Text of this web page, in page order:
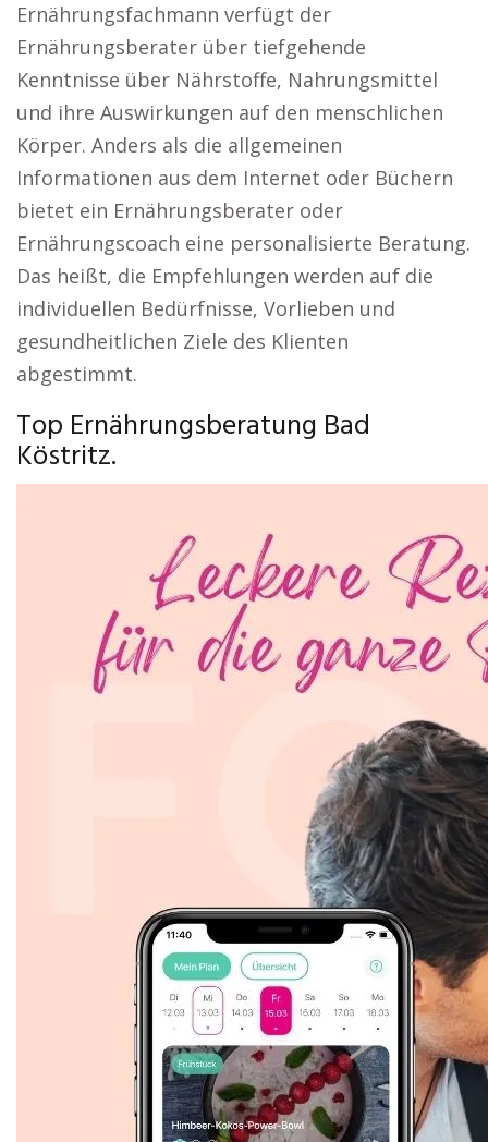
Ernährungsfachmann verfügt der
Ernährungsberater über tiefgehende
Kenntnisse über Nährstoffe, Nahrungsmittel
und ihre Auswirkungen auf den menschlichen
Körper. Anders als die allgemeinen
Informationen aus dem Internet oder Büchern
bietet ein Ernährungsberater oder
Ernährungscoach eine personalisierte Beratung.
Das heißt, die Empfehlungen werden auf die
individuellen Bedürfnisse, Vorlieben und
gesundheitlichen Ziele des Klienten
abgestimmt.
Top Ernährungsberatung Bad
Köstritz.